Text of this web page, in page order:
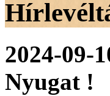
2024-09-
Nyugat !